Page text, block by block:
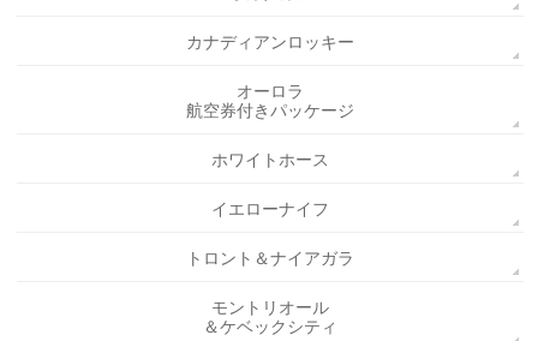
カナディアンロッキー
オーロラ
航空券付きパッケージ
ホワイトホース
イエローナイフ
トロント＆ナイアガラ
モントリオール
＆ケベックシティ